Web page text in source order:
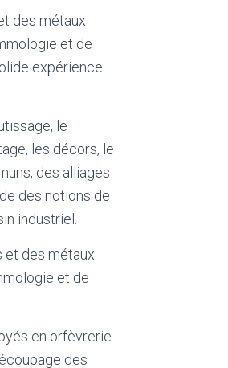
des métaux
et de
expérience
le
les décors, le
des alliages
des notions de
industriel.
et des métaux
et de
en orfèvrerie.
des